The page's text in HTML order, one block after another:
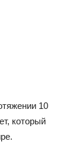
10
который